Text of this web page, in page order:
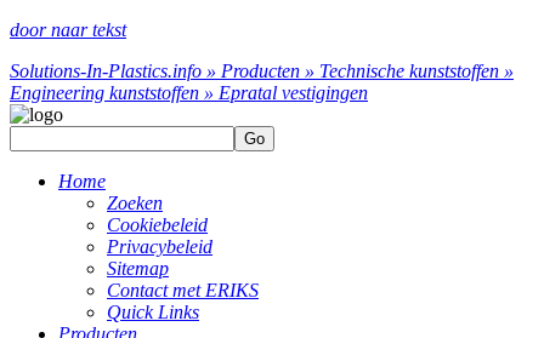
door naar tekst
Solutions-In-Plastics.info » Producten » Technische kunststoffen »
Engineering kunststoffen » Epratal vestigingen
Go
Home
Zoeken
Cookiebeleid
Privacybeleid
Sitemap
Contact met ERIKS
Quick Links
Producten